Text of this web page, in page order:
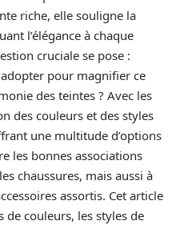
riche, elle souligne la
l’élégance à chaque
cruciale se pose :
pour magnifier ce
des teintes ? Avec les
des couleurs et des styles
une multitude d’options
les bonnes associations
chaussures, mais aussi à
assortis. Cet article
de couleurs, les styles de